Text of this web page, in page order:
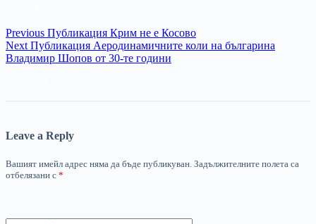
Previous Публикация Крим не е Косово
Next Публикация Аеродинамичните коли на българина
Владимир Шопов от 30-те години
Leave a Reply
Вашият имейл адрес няма да бъде публикуван. Задължителните полета са
отбелязани с *